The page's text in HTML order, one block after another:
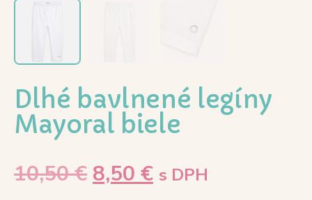
Dlhé bavlnené legíny
Mayoral biele
10,50€8,50€ s DPH